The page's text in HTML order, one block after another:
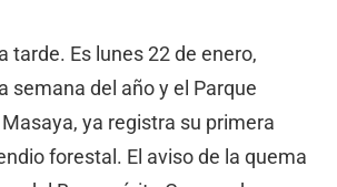
tarde. Es lunes 22 de enero,
semana del año y el Parque
ya registra su primera
forestal. El aviso de la quema